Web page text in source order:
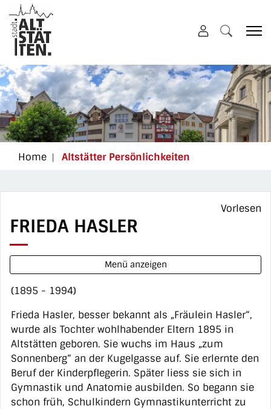
zur Startseite
Direkt zur Hauptnavigation
Direkt zum Inhalt
Direkt zur Suche
Direkt zum Stichwortverzeichnis
Altstätten
Home Altstätter Persönlichkeiten
Vorlesen
FRIEDA HASLER
Menü anzeigen
(1895 - 1994)
Frieda Hasler, besser bekannt als „Fräulein Hasler“,
wurde als Tochter wohlhabender Eltern 1895 in
Altstätten geboren. Sie wuchs im Haus „zum
Sonnenberg“ an der Kugelgasse auf. Sie erlernte den
Beruf der Kinderpflegerin. Später liess sie sich in
Gymnastik und Anatomie ausbilden. So begann sie
schon früh, Schulkindern Gymnastikunterricht zu